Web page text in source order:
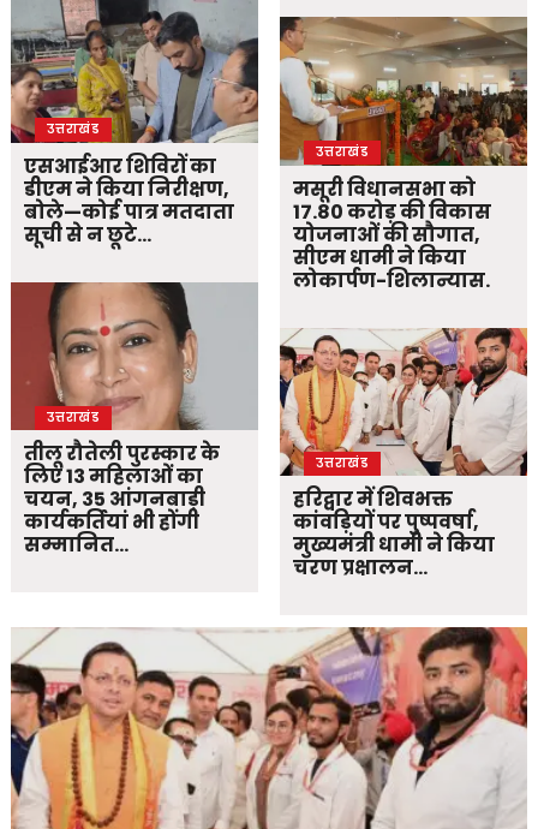
उत्तराखंड
एसआईआर शिविरों का
डीएम ने किया निरीक्षण,
बोले—कोई पात्र मतदाता
सूची से न छूटे…
उत्तराखंड
तीलू रौतेली पुरस्कार के
लिए 13 महिलाओं का
चयन, 35 आंगनबाड़ी
कार्यकर्तियां भी होंगी
सम्मानित…
उत्तराखंड
मसूरी विधानसभा को
17.80 करोड़ की विकास
योजनाओं की सौगात,
सीएम धामी ने किया
लोकार्पण-शिलान्यास.
उत्तराखंड
हरिद्वार में शिवभक्त
कांवड़ियों पर पुष्पवर्षा,
मुख्यमंत्री धामी ने किया
चरण प्रक्षालन…